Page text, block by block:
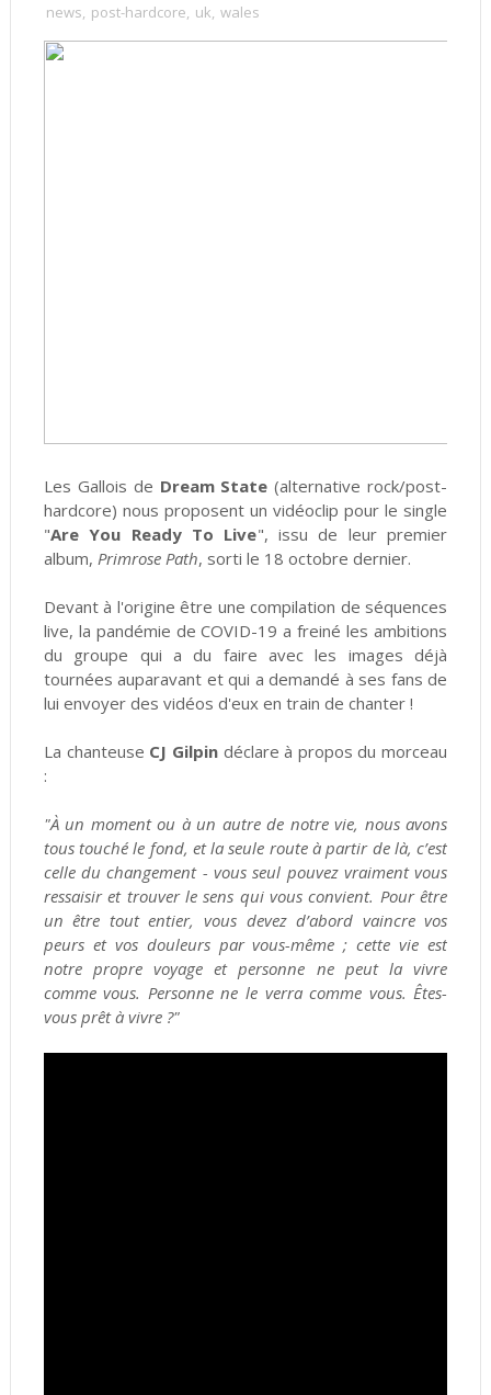
news, post-hardcore, uk, wales
Les Gallois de Dream State (alternative rock/post-
hardcore) nous proposent un vidéoclip pour le single
"Are You Ready To Live", issu de leur premier
album, Primrose Path, sorti le 18 octobre dernier.
Devant à l'origine être une compilation de séquences
live, la pandémie de COVID-19 a freiné les ambitions
du groupe qui a du faire avec les images déjà
tournées auparavant et qui a demandé à ses fans de
lui envoyer des vidéos d'eux en train de chanter !
La chanteuse CJ Gilpindéclare à propos du morceau
:
"À un moment ou à un autre de notre vie, nous avons
tous touché le fond, et la seule route à partir de là, c’est
celle du changement - vous seul pouvez vraiment vous
ressaisir et trouver le sens qui vous convient. Pour être
un être tout entier, vous devez d’abord vaincre vos
peurs et vos douleurs par vous-même ; cette vie est
notre propre voyage et personne ne peut la vivre
comme vous. Personne ne le verra comme vous. Êtes-
vous prêt à vivre ?"